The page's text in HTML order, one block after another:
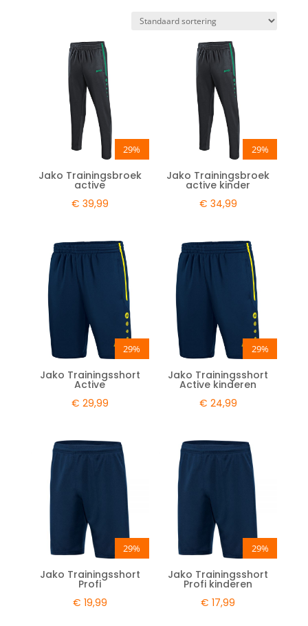
29%
Jako Trainingsbroek
active
€ 39,99
29%
Jako Trainingsbroek
active kinder
€ 34,99
29%
Jako Trainingsshort
Active
€ 29,99
29%
Jako Trainingsshort
Active kinderen
€ 24,99
29%
Jako Trainingsshort
Profi
€ 19,99
29%
Jako Trainingsshort
Profi kinderen
€ 17,99